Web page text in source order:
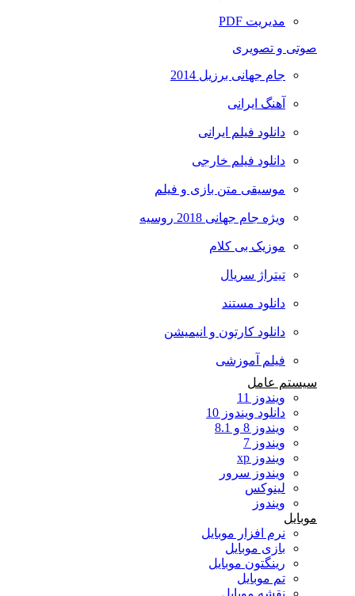
مدیریت PDF
صوتی و تصویری
جام جهانی برزیل 2014
آهنگ ایرانی
دانلود فیلم ایرانی
دانلود فیلم خارجی
موسیقی متن بازی و فیلم
ویژه جام جهانی 2018 روسیه
موزیک بی کلام
تیتراژ سریال
دانلود مستند
دانلود کارتون و انیمیشن
فیلم آموزشی
سیستم عامل
ویندوز 11
دانلود ویندوز 10
ویندوز 8 و 8.1
ویندوز 7
ویندوز xp
ویندوز سرور
لینوکس
ویندوز
موبایل
نرم افزار موبایل
بازی موبایل
رینگتون موبایل
تم موبایل
نقشه موبایل